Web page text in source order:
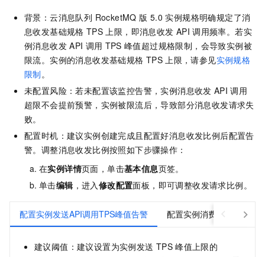
背景：云消息队列 RocketMQ 版 5.0 实例规格明确规定了消
息收发基础规格 TPS 上限，即消息收发 API 调用频率。若实
例消息收发 API 调用 TPS 峰值超过规格限制，会导致实例被
限流。实例的消息收发基础规格 TPS 上限，请参见实例规格
限制。
未配置风险：若未配置该监控告警，实例消息收发 API 调用
超限不会提前预警，实例被限流后，导致部分消息收发请求失
败。
配置时机：建议实例创建完成且配置好消息收发比例后配置告
警。调整消息收发比例按照如下步骤操作：
在实例详情页面，单击基本信息页签。
单击编辑 ，进入修改配置面板，即可调整收发请求比例。
配置实例发送API调用TPS峰值告警 配置实例消费API调用TPS
建议阈值：建议设置为实例发送 TPS 峰值上限的